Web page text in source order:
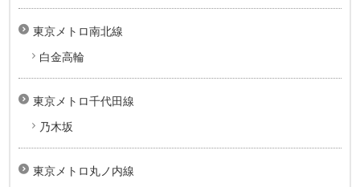
東京メトロ南北線
白金高輪
東京メトロ千代田線
乃木坂
東京メトロ丸ノ内線